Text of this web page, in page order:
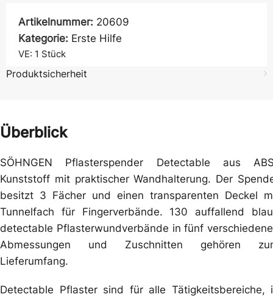
Artikelnummer: 20609
Kategorie: Erste Hilfe
VE: 1 Stück
Produktsicherheit
Überblick
SÖHNGEN Pflasterspender Detectable aus
Kunststoff mit praktischer Wandhalterung. Der
besitzt 3 Fächer und einen transparenten Deckel
Tunnelfach für Fingerverbände. 130 auffallend
detectable Pflasterwundverbände in fünf
Abmessungen und Zuschnitten gehören
Lieferumfang.
Detectable Pflaster sind für alle Tätigkeitsbereiche,